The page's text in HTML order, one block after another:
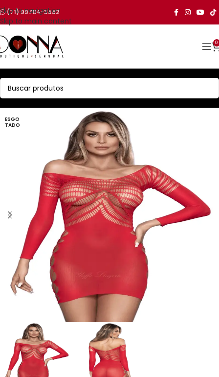
Skip to navigation
Skip to main content
(71) 99704-3552
0
ESGO
TADO